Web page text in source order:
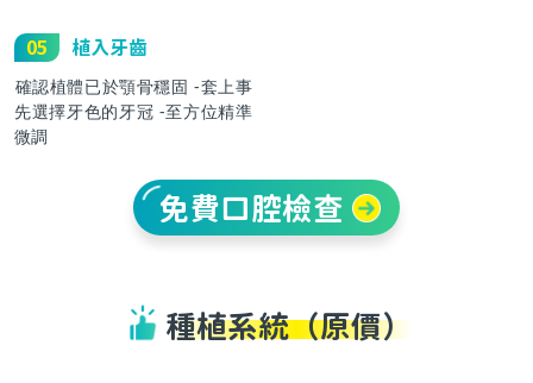
05 植入牙齒
確認植體已於顎骨穩固 -套上事
先選擇牙色的牙冠 -至方位精準
微調
免費口腔檢查
種植系統（原價）